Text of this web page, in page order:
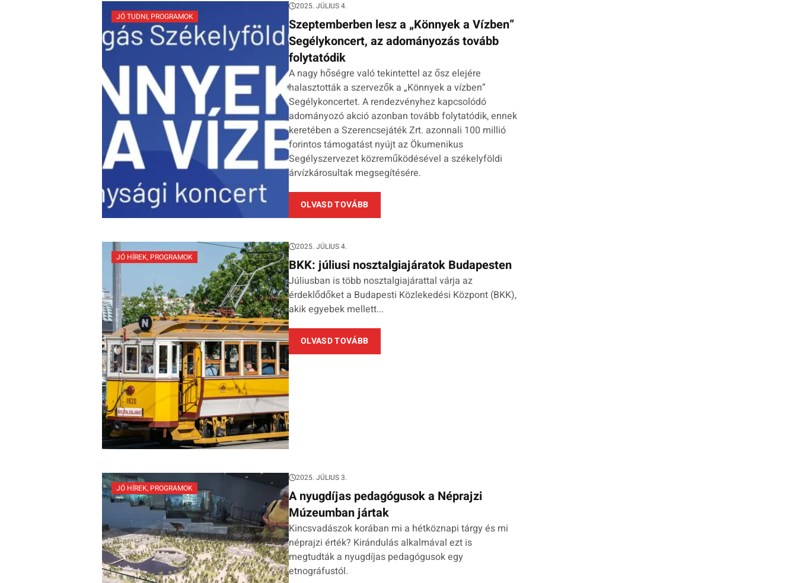
JÓ TUDNI, PROGRAMOK
2025. JÚLIUS 4.
Szeptemberben lesz a „Könnyek a Vízben”
Segélykoncert, az adományozás tovább
folytatódik
A nagy hőségre való tekintettel az ősz elejére
halasztották a szervezők a „Könnyek a vízben”
Segélykoncertet. A rendezvényhez kapcsolódó
adományozó akció azonban tovább folytatódik, ennek
keretében a Szerencsejáték Zrt. azonnali 100 millió
forintos támogatást nyújt az Ökumenikus
Segélyszervezet közreműködésével a székelyföldi
árvízkárosultak megsegítésére.
OLVASD TOVÁBB
JÓ HÍREK, PROGRAMOK
2025. JÚLIUS 4.
BKK: júliusi nosztalgiajáratok Budapesten
Júliusban is több nosztalgiajárattal várja az
érdeklődőket a Budapesti Közlekedési Központ (BKK),
akik egyebek mellett...
OLVASD TOVÁBB
JÓ HÍREK, PROGRAMOK
2025. JÚLIUS 3.
A nyugdíjas pedagógusok a Néprajzi
Múzeumban jártak
Kincsvadászok korában mi a hétköznapi tárgy és mi
néprajzi érték? Kirándulás alkalmával ezt is
megtudták a nyugdíjas pedagógusok egy
etnográfustól.